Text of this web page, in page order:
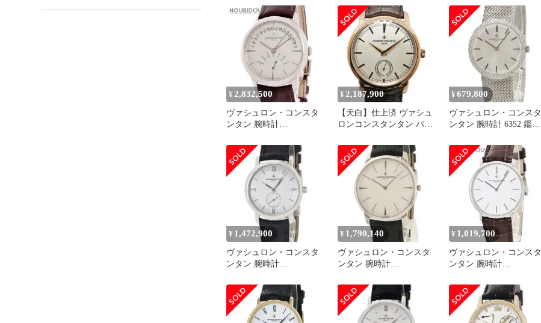
トリモニー K18PG
Cal.1003/2 ダイヤベゼル
手巻き メンズ 美品
_956395
81180/000G-9117 パトリ
モニー マニュアルワイン
ディング K18WG 手巻き
メンズ _948089
47022/000J-8654 パトリモ
ニー クロノメーター ロ
ワイヤル 腕時計 アイボ
リー文字盤 メンズ【中
¥ 2,832,500
ヴァシュロン・コンスタ
ンタン 腕時計
み ブランド
¥ 2,187,900
【天白】仕上済 ヴァシュ
ロンコンスタンタン パト
ル 82172/000R-9382 PG 手
巻き メンズ 腕時計 男
¥ 679,800
ヴァシュロン・コンスタ
ンタン 腕時計 6352 鑑定
¥ 1,472,900
ヴァシュロン・コンスタ
ンタン 腕時計
ランド
¥ 1,790,140
ヴァシュロン・コンスタ
ンタン 腕時計
み ブランド
¥ 1,019,700
ヴァシュロン・コンスタ
ンタン 腕時計
み ブランド